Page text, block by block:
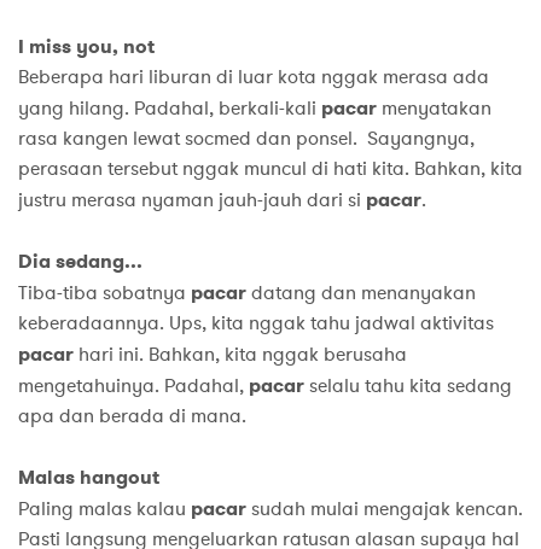
I miss you, not
Beberapa hari liburan di luar kota nggak merasa ada
yang hilang. Padahal, berkali-kali pacar menyatakan
rasa kangen lewat socmed dan ponsel. Sayangnya,
perasaan tersebut nggak muncul di hati kita. Bahkan, kita
justru merasa nyaman jauh-jauh dari si pacar.
Dia sedang...
Tiba-tiba sobatnya pacardatang dan menanyakan
keberadaannya. Ups, kita nggak tahu jadwal aktivitas
pacar hari ini. Bahkan, kita nggak berusaha
mengetahuinya. Padahal, pacarselalu tahu kita sedang
apa dan berada di mana.
Malas hangout
Paling malas kalau pacarsudah mulai mengajak kencan.
Pasti langsung mengeluarkan ratusan alasan supaya hal